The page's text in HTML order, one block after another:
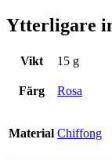
Ytterligare
Vikt 15 g
Färg Rosa
Material Chiffong